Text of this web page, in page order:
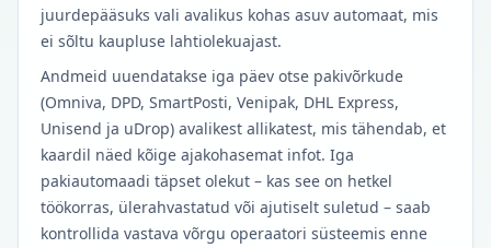
juurdepääsuks vali avalikus kohas asuv automaat, mis
ei sõltu kaupluse lahtiolekuajast.
Andmeid uuendatakse iga päev otse pakivõrkude
(Omniva, DPD, SmartPosti, Venipak, DHL Express,
Unisend ja uDrop) avalikest allikatest, mis tähendab, et
kaardil näed kõige ajakohasemat infot. Iga
pakiautomaadi täpset olekut – kas see on hetkel
töökorras, ülerahvastatud või ajutiselt suletud – saab
kontrollida vastava võrgu operaatori süsteemis enne